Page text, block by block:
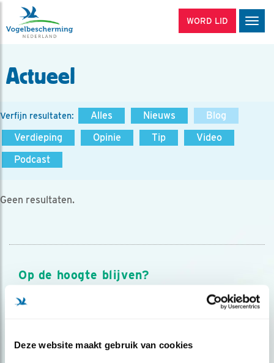
Deze website maakt gebruik van cookies
WORD LID
Actueel
Verfijn resultaten: Alles Nieuws
Blog
Verdieping
Opinie Tip
Video
Podcast
Geen resultaten.
Op de hoogte blijven?
Meld je aan en ontvang nieuws, inspiratie, acties en tips
over vogels en activiteiten van Vogelbescherming.